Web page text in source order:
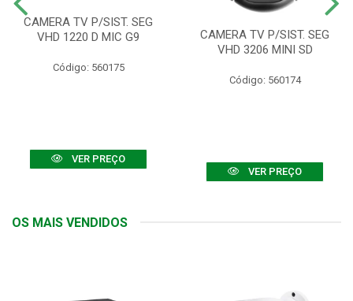
CAMERA TV P/SIST. SEG
VHD 1220 D MIC G9
Código: 560175
VER PREÇO
CAMERA TV P/SIST. SEG
VHD 3206 MINI SD
Código: 560174
VER PREÇO
OS MAIS VENDIDOS